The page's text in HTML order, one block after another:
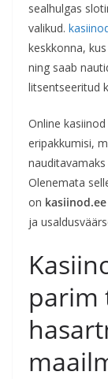
sealhulgas
valikud.
keskkonna,
ning saab
litsentseeritud
Online
eripakkumisi,
Olenemata
on kasiinod.ee
ja
parim